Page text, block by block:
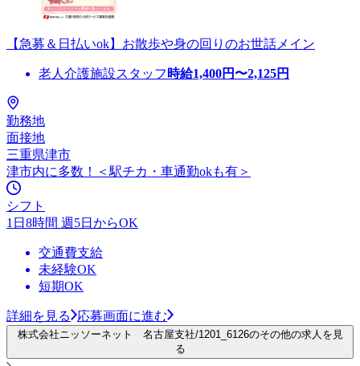
【急募＆日払いok】お散歩や身の回りのお世話メイン
老人介護施設スタッフ 時給1,400円〜2,125円
勤務地
面接地
三重県津市
津市内に多数！＜駅チカ・車通勤okも有＞
シフト
1日8時間 週5日からOK
交通費支給
未経験OK
短期OK
詳細を見る 応募画面に進む
株式会社ニッソーネット 名古屋支社/1201_6126のその他の求人を見
る